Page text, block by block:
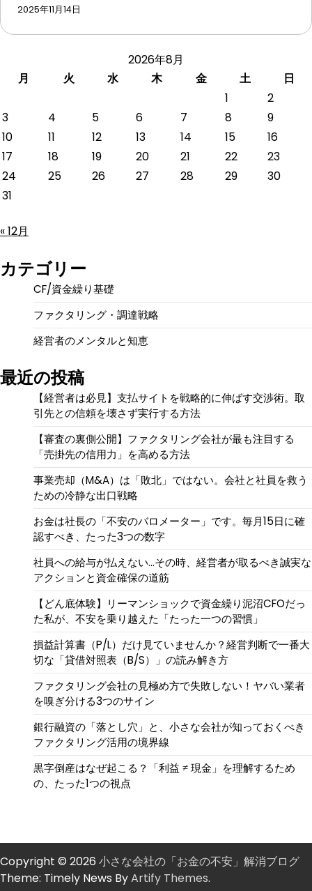
2025年11月14日
2026年8月
月
火 水 木 金 土
日
1
2
3
4 5 6 7 8
9
10
11 12 13 14 15
16
17
18 19 20 21 22
23
24
25 26 27 28 29
30
31
« 12月
カテゴリー
CF/資金繰り基礎
ファクタリング・調達戦略
経営者のメンタルと知恵
最近の投稿
【経営者は必見】支払サイトを戦略的に伸ばす交渉術。取
引先との信頼を壊さず実行する方法
【審査の裏側公開】ファクタリング会社が最も注目する
「売掛先の信用力」を高める方法
事業売却（M&A）は「敗北」ではない。会社と社員を救う
ための冷静な出口戦略
お金は社長の「不安のバロメーター」です。毎月15日に確
認すべき、たった3つの数字
社員への給与が払えない…その時、経営者が取るべき誠実な
アクションと資金確保の道筋
【どん底体験】リーマンショックで資金繰り泥沼CFOだっ
た私が、不安を乗り越えた「たった一つの習慣」
損益計算書（P/L）だけ見ていませんか？経営判断で一番大
切な「貸借対照表（B/S）」の読み解き方
ファクタリング会社の見極め方で失敗しない！ヤバい業者
を嗅ぎ分ける3つのサイン
銀行融資の「落とし穴」と、小さな会社が知っておくべき
ファクタリング活用の境界線
黒字倒産はなぜ起こる？「利益 ≠ 現金」を理解するため
の、たった1つの視点
Copyright © 2026 小さな会社の「お金の不安」解消ブログ
Theme: Timely News ByArtify Themes.